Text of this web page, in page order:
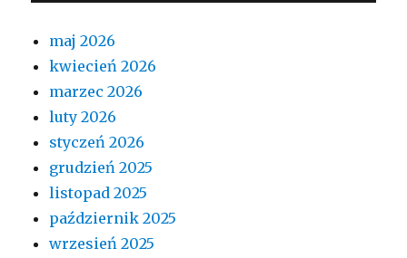
maj 2026
kwiecień 2026
marzec 2026
luty 2026
styczeń 2026
grudzień 2025
listopad 2025
październik 2025
wrzesień 2025